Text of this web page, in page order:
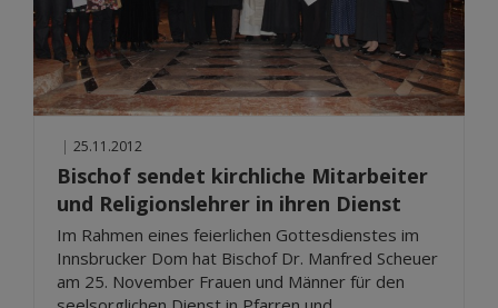
| 25.11.2012
Bischof sendet kirchliche Mitarbeiter
und Religionslehrer in ihren Dienst
Im Rahmen eines feierlichen Gottesdienstes im
Innsbrucker Dom hat Bischof Dr. Manfred Scheuer
am 25. November Frauen und Männer für den